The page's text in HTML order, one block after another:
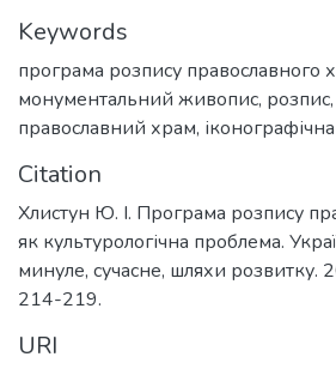
Keywords
програма розпису православного
монументальний живопис, розпис,
православний храм,
Citation
Хлистун Ю. І. Програма розпису
як культурологічна проблема.
минуле, сучасне, шляхи розвитку.
214-219.
URI